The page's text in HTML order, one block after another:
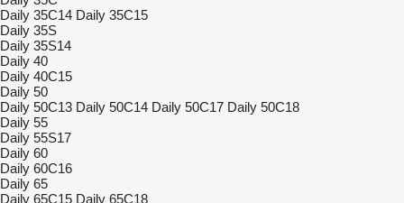
Daily 35C14 Daily 35C15
Daily 35S
Daily 35S14
Daily 40
Daily 40C15
Daily 50
Daily 50C13 Daily 50C14 Daily 50C17 Daily 50C18
Daily 55
Daily 55S17
Daily 60
Daily 60C16
Daily 65
Daily 65C15 Daily 65C18